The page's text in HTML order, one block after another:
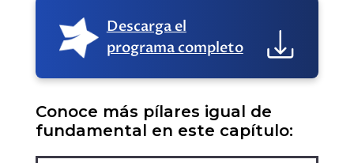
Descarga el
programa completo
Conoce más pílares igual de
fundamental en este capítulo: